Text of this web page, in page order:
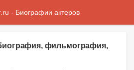
фильмография,